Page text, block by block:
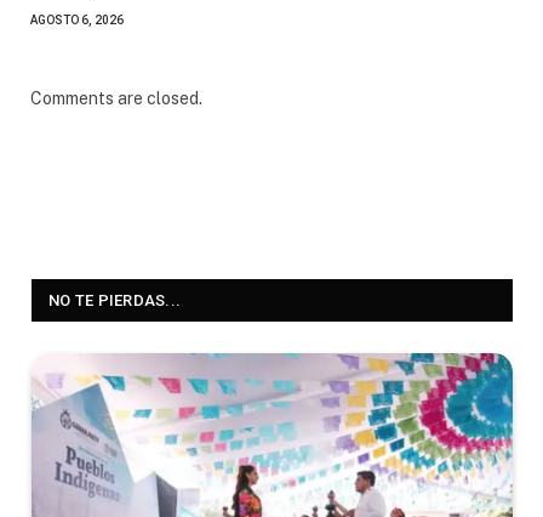
AGOSTO 6, 2026
Comments are closed.
NO TE PIERDAS...